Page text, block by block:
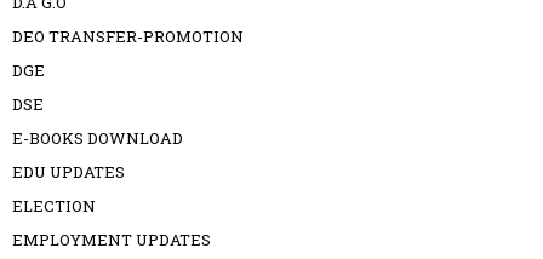
DEO TRANSFER-PROMOTION
DGE
DSE
E-BOOKS DOWNLOAD
EDU UPDATES
ELECTION
EMPLOYMENT UPDATES